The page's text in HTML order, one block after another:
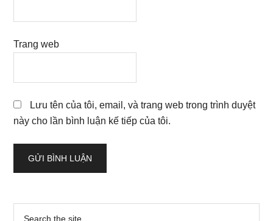
Trang web
Lưu tên của tôi, email, và trang web trong trình duyệt
này cho lần bình luận kế tiếp của tôi.
Sidebar